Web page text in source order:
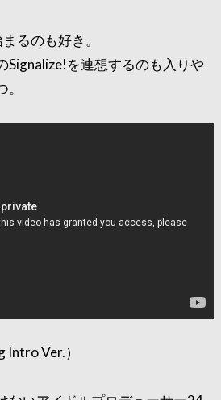
るのも好き。
Signalize!を連想するのも入りや
Intro Ver.）